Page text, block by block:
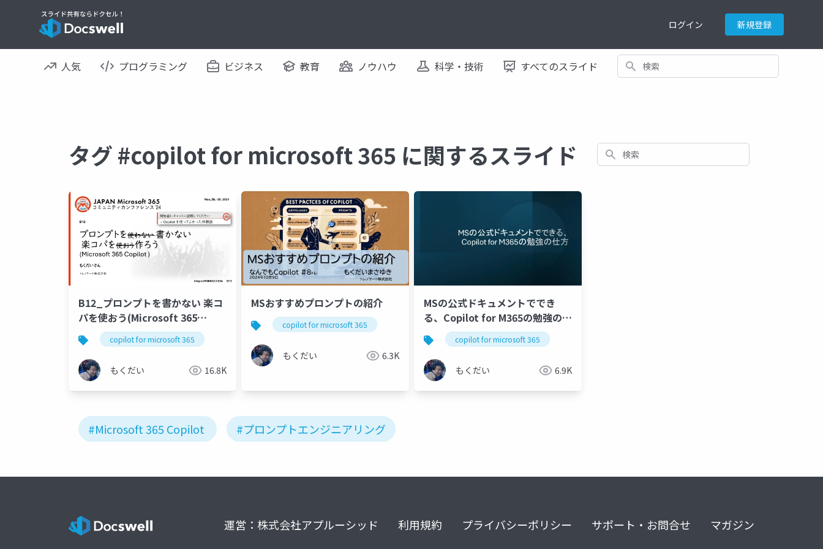
ログイン 新規登録
人気 プログラミング ビジネス 教育 ノウハウ 科学・技術 すべてのスライド 検索
タグ #copilot for microsoft 365 に関するスライド 検索
B12_プロンプトを書かない 楽コ
パを使おう(Microsoft 365
Copilot )copilot for microsoft 365
もくだい 16.8K
MSおすすめプロンプトの紹介
copilot for microsoft 365
もくだい 6.3K
MSの公式ドキュメントででき
る、Copilot for M365の勉強の仕
方
copilot for microsoft 365
もくだい 6.9K
#Microsoft 365 Copilot #プロンプトエンジニアリング
運営：株式会社アプルーシッド 利用規約 プライバシーポリシー サポート・お問合せ マガジン